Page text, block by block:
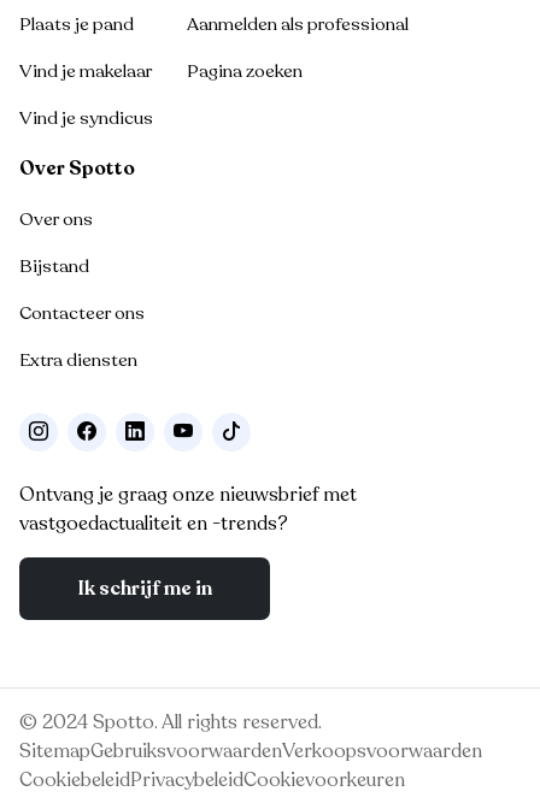
Plaats je pand
Vind je makelaar
Vind je syndicus
Aanmelden als professional
Pagina zoeken
Over Spotto
Over ons
Bijstand
Contacteer ons
Extra diensten
Ontvang je graag onze nieuwsbrief met
vastgoedactualiteit en -trends?
Ik schrijf me in
© 2024 Spotto. All rights reserved.
SitemapGebruiksvoorwaardenVerkoopsvoorwaarden
CookiebeleidPrivacybeleidCookievoorkeuren